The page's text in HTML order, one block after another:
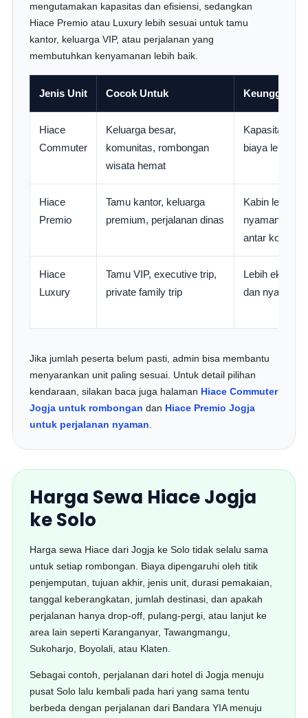
mengutamakan kapasitas dan efisiensi, sedangkan
Hiace Premio atau Luxury lebih sesuai untuk tamu
kantor, keluarga VIP, atau perjalanan yang
membutuhkan kenyamanan lebih baik.
Jenis Unit Cocok Untuk Keunggulan
Hiace
Commuter
Keluarga besar,
komunitas, rombongan
wisata hemat
Kapasitas
biaya lebih
Hiace
Premio
Tamu kantor, keluarga
premium, perjalanan dinas
Kabin lebih
nyaman
antar kota
Hiace
Luxury
Tamu VIP, executive trip,
private family trip
Lebih
dan nyaman
Jika jumlah peserta belum pasti, admin bisa membantu
menyarankan unit paling sesuai. Untuk detail pilihan
kendaraan, silakan baca juga halaman Hiace Commuter
Jogja untuk rombongan dan Hiace Premio Jogja
untuk perjalanan nyaman
Harga Sewa Hiace Jogja
ke Solo
Harga sewa Hiace dari Jogja ke Solo tidak selalu sama
untuk setiap rombongan. Biaya dipengaruhi oleh titik
penjemputan, tujuan akhir, jenis unit, durasi pemakaian,
tanggal keberangkatan, jumlah destinasi, dan apakah
perjalanan hanya drop-off, pulang-pergi, atau lanjut ke
area lain seperti Karanganyar, Tawangmangu,
Sukoharjo, Boyolali, atau Klaten.
Sebagai contoh, perjalanan dari hotel di Jogja menuju
pusat Solo lalu kembali pada hari yang sama tentu
berbeda dengan perjalanan dari Bandara YIA menuju